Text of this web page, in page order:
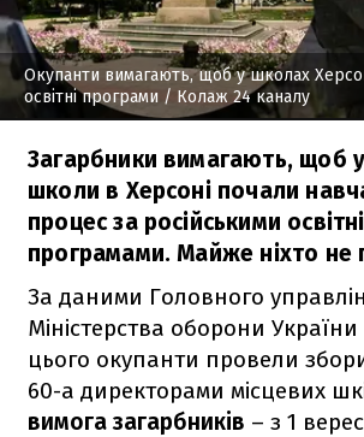
Окупанти вимагають, щоб у школах
освітні програми / Колаж 24 каналу
Загарбники вимагають, щоб
школи в Херсоні почали
процес за російськими
програмами. Майже ніхто не
За даними Головного
Міністерства оборони
цього окупанти провели
60-а директорами місцевих
вимога загарбників – з 1